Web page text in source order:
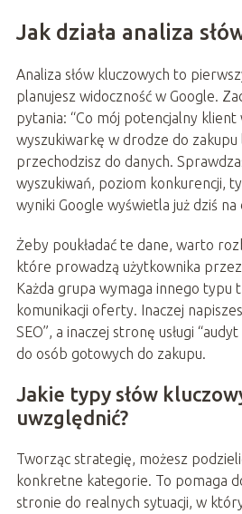
Jak działa analiza
Analiza słów kluczowych to
planujesz widoczność w Google.
pytania: “Co mój potencjalny klient
wyszukiwarkę w drodze do zakupu
przechodzisz do danych.
wyszukiwań, poziom konkurencji,
wyniki Google wyświetla już dziś
Żeby poukładać te dane, warto
które prowadzą użytkownika przez
Każda grupa wymaga innego typu
komunikacji oferty. Inaczej
SEO”, a inaczej stronę usługi
do osób gotowych do zakupu.
Jakie typy słów
uwzględnić?
Tworząc strategię, możesz
konkretne kategorie. To pomaga
stronie do realnych sytuacji, w